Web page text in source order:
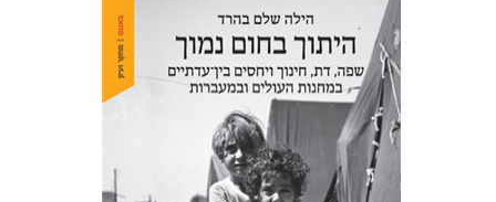
הילה שלם בהרד